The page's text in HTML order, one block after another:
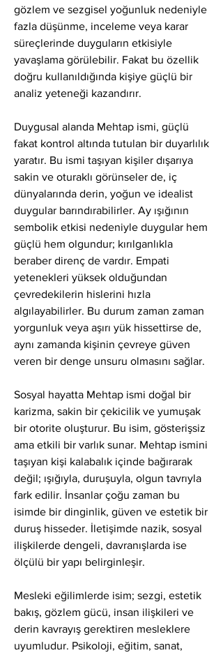
gözlem ve sezgisel yoğunluk nedeniyle
fazla düşünme, inceleme veya karar
süreçlerinde duyguların etkisiyle
yavaşlama görülebilir. Fakat bu özellik
doğru kullanıldığında kişiye güçlü bir
analiz yeteneği kazandırır.
Duygusal alanda Mehtap ismi, güçlü
fakat kontrol altında tutulan bir duyarlılık
yaratır. Bu ismi taşıyan kişiler dışarıya
sakin ve oturaklı görünseler de, iç
dünyalarında derin, yoğun ve idealist
duygular barındırabilirler. Ay ışığının
sembolik etkisi nedeniyle duygular hem
güçlü hem olgundur; kırılganlıkla
beraber direnç de vardır. Empati
yetenekleri yüksek olduğundan
çevredekilerin hislerini hızla
algılayabilirler. Bu durum zaman zaman
yorgunluk veya aşırı yük hissettirse de,
aynı zamanda kişinin çevreye güven
veren bir denge unsuru olmasını sağlar.
Sosyal hayatta Mehtap ismi doğal bir
karizma, sakin bir çekicilik ve yumuşak
bir otorite oluşturur. Bu isim, gösterişsiz
ama etkili bir varlık sunar. Mehtap ismini
taşıyan kişi kalabalık içinde bağırarak
değil; ışığıyla, duruşuyla, olgun tavrıyla
fark edilir. İnsanlar çoğu zaman bu
isimde bir dinginlik, güven ve estetik bir
duruş hisseder. İletişimde nazik, sosyal
ilişkilerde dengeli, davranışlarda ise
ölçülü bir yapı belirginleşir.
Mesleki eğilimlerde isim; sezgi, estetik
bakış, gözlem gücü, insan ilişkileri ve
derin kavrayış gerektiren mesleklere
uyumludur. Psikoloji, eğitim, sanat,